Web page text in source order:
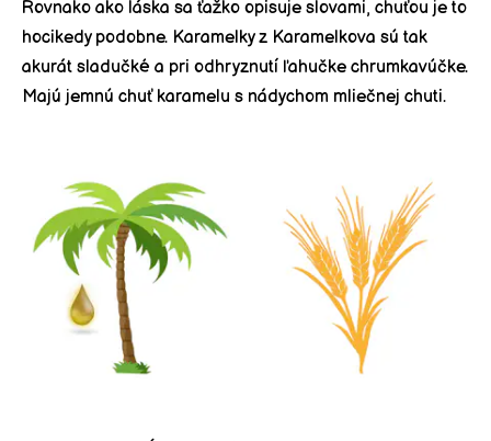
Rovnako ako láska sa ťažko opisuje slovami, chuťou je to
hocikedy podobne. Karamelky z Karamelkova sú tak
akurát sladučké a pri odhryznutí ľahučke chrumkavúčke.
Majú jemnú chuť karamelu s nádychom mliečnej chuti.